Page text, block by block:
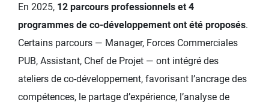
En 2025, 12 parcours professionnels et 4
programmes de co-développement ont été proposés.
Certains parcours — Manager, Forces Commerciales
PUB, Assistant, Chef de Projet — ont intégré des
ateliers de co-développement, favorisant l’ancrage des
compétences, le partage d’expérience, l’analyse de